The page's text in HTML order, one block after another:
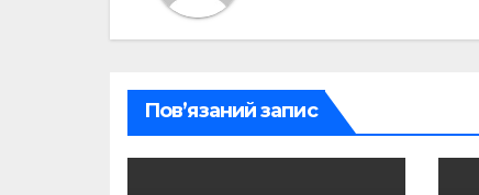
Пов’язаний запис